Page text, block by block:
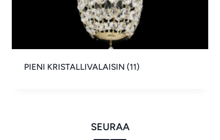
PIENI KRISTALLIVALAISIN (11)
SEURAA